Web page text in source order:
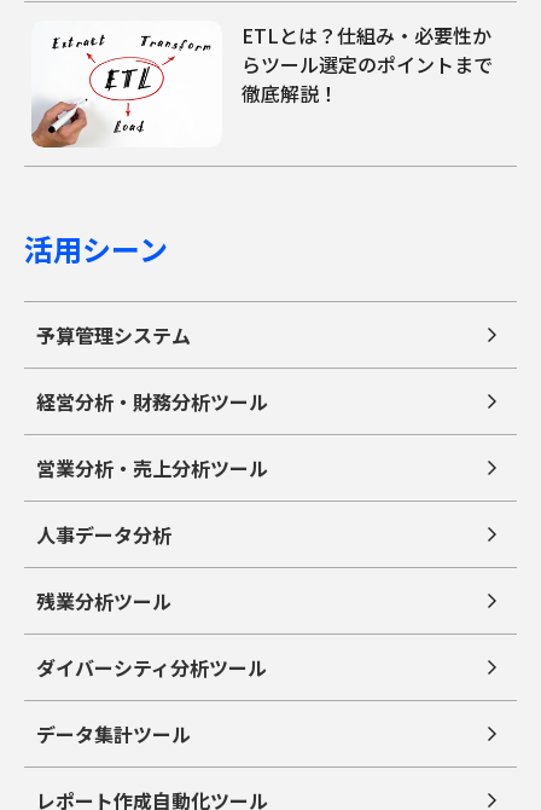
ETLとは？仕組み・必要性か
らツール選定のポイントまで
徹底解説！
活用シーン
予算管理システム
経営分析・財務分析ツール
営業分析・売上分析ツール
人事データ分析
残業分析ツール
ダイバーシティ分析ツール
データ集計ツール
レポート作成自動化ツール